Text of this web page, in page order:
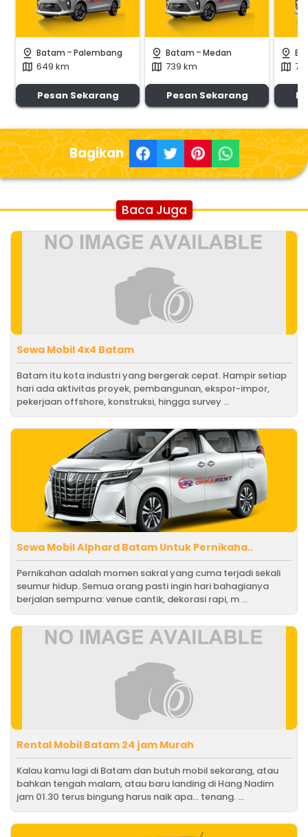
pin_drop Batam -Palembang
map 649 km
Pesan Sekarang
pin_drop Batam -Medan
map 739 km
Pesan Sekarang
pin_drop
map
Bagikan
Baca Juga
Sewa Mobil 4x4 Batam
Batam itu kota industri yang bergerak cepat. Hampir setiap
hari ada aktivitas proyek, pembangunan, ekspor-impor,
pekerjaan offshore, konstruksi, hingga survey ...
Sewa Mobil Alphard Batam Untuk Pernikaha..
Pernikahan adalah momen sakral yang cuma terjadi sekali
seumur hidup. Semua orang pasti ingin hari bahagianya
berjalan sempurna: venue cantik, dekorasi rapi, m ...
Rental Mobil Batam 24 jam Murah
Kalau kamu lagi di Batam dan butuh mobil sekarang, atau
bahkan tengah malam, atau baru landing di Hang Nadim
jam 01.30 terus bingung harus naik apa… tenang. ...